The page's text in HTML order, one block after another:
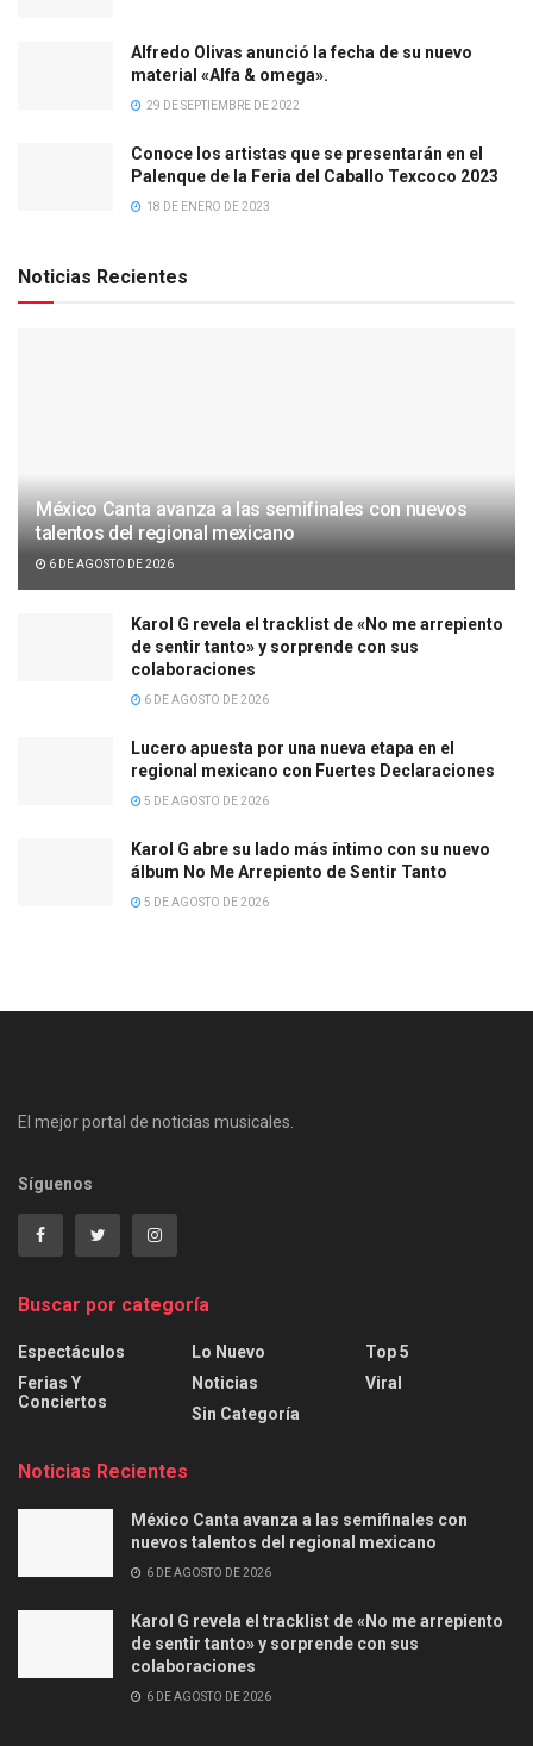
Alfredo Olivas anunció la fecha de su nuevo
material «Alfa & omega».
29 DE SEPTIEMBRE DE 2022
Conoce los artistas que se presentarán en el
Palenque de la Feria del Caballo Texcoco 2023
18 DE ENERO DE 2023
Noticias Recientes
México Canta avanza a las semifinales con nuevos
talentos del regional mexicano
6 DE AGOSTO DE 2026
Karol G revela el tracklist de «No me arrepiento
de sentir tanto» y sorprende con sus
colaboraciones
6 DE AGOSTO DE 2026
Lucero apuesta por una nueva etapa en el
regional mexicano con Fuertes Declaraciones
5 DE AGOSTO DE 2026
Karol G abre su lado más íntimo con su nuevo
álbum No Me Arrepiento de Sentir Tanto
5 DE AGOSTO DE 2026
El mejor portal de noticias musicales.
Síguenos
Buscar por categoría
Espectáculos
Ferias Y
Conciertos
Lo Nuevo
Noticias
Sin Categoría
Top 5
Viral
Noticias Recientes
México Canta avanza a las semifinales con
nuevos talentos del regional mexicano
6 DE AGOSTO DE 2026
Karol G revela el tracklist de «No me arrepiento
de sentir tanto» y sorprende con sus
colaboraciones
6 DE AGOSTO DE 2026